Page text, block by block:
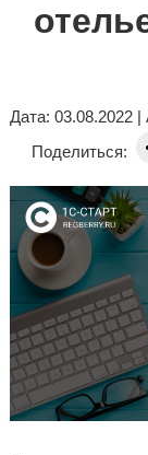
Дата: 03.08.2022 |
Поделиться: